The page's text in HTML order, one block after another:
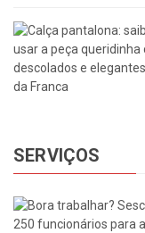
SERVIÇOS